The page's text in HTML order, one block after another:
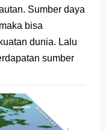
Informasi Geospasial
150 Bank Soal HOTS Sekarang!
+ Kunci Jawaban
[Wajib Baca]
Makin Berat
Sumber daya
bisa
dunia. Lalu
sumber